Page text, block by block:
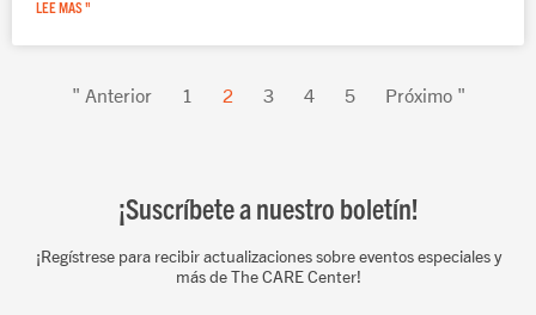
LEE MAS "
" Anterior 1 2 3 4 5 Próximo "
¡Suscríbete a nuestro boletín!
¡Regístrese para recibir actualizaciones sobre eventos especiales y
más de The CARE Center!